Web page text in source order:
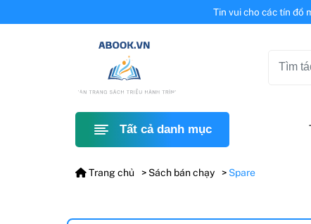
Tin vui cho các tín đồ
Tất cả danh mục
Trang chủ Sách bán chạy Spare